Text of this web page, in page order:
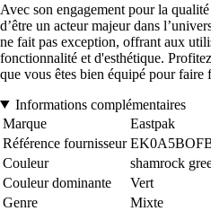
Avec son engagement pour la
d’être un acteur majeur dans
ne fait pas exception, offrant aux
fonctionnalité et d'esthétique.
que vous êtes bien équipé pour faire
Informations complémentaires
Marque
Eastpak
Référence fournisseur
Couleur
shamrock
Couleur dominante
Vert
Genre
Mixte